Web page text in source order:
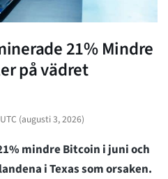
21% Mindre
på vädret
(augusti 3, 2026)
mindre Bitcoin i juni och
i Texas som orsaken.